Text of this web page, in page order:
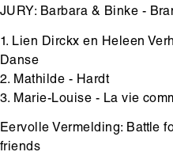
JURY: Barbara & Binke -
1. Lien Dirckx en Heleen
Danse
2. Mathilde - Hardt
3. Marie-Louise - La vie
Eervolle Vermelding: Battle
friends